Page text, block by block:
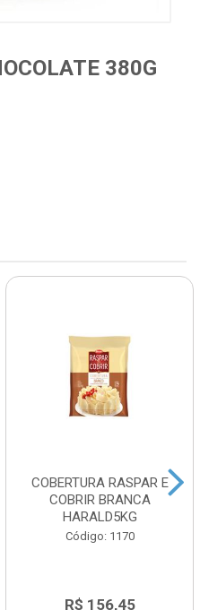
380G
COBERTURA RASPAR E
COBRIR BRANCA
HARALD5KG
Código: 1170
R$ 156,45